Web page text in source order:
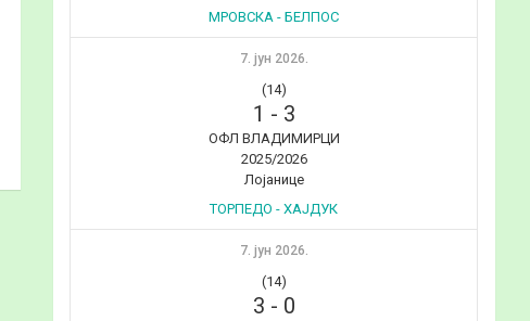
МРОВСКА - БЕЛПОС
7. јун 2026.
(14)
1 - 3
ОФЛ ВЛАДИМИРЦИ
2025/2026
Лојанице
ТОРПЕДО - ХАЈДУК
7. јун 2026.
(14)
3 - 0